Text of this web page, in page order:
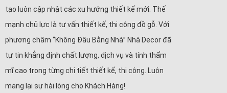
tạo luôn cập nhật các xu hướng thiết kế mới. Thế
mạnh chủ lực là tư vấn thiết kế, thi công đồ gỗ. Với
phương châm “Không Đâu Bằng Nhà” Nhà Decor đã
tự tin khẳng định chất lượng, dịch vụ và tính thẩm
mĩ cao trong từng chi tiết thiết kế, thi công. Luôn
mang lại sự hài lòng cho Khách Hàng!